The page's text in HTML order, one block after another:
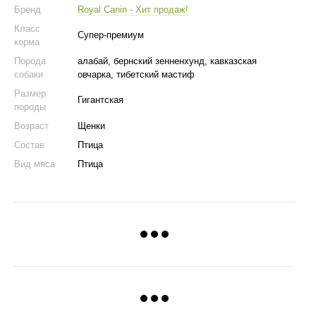
Бренд
Royal Canin - Хит продаж!
Класс
корма
Супер-премиум
Порода
собаки
алабай, бернский зенненхунд, кавказская
овчарка, тибетский мастиф
Размер
породы
Гигантская
Возраст
Щенки
Состав
Птица
Вид мяса
Птица